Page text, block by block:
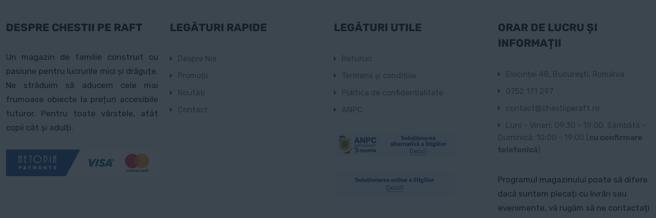
DESPRE CHESTII PE RAFT
Un magazin de familie construit cu
pasiune pentru lucrurile mici și drăguțe.
Ne străduim să aducem cele mai
frumoase obiecte la prețuri accesibile
tuturor. Pentru toate vârstele, atât
copii cât și adulți.
LEGĂTURI RAPIDE
Despre Noi
Promoții
Noutăți
Contact
LEGĂTURI UTILE
Retururi
Termenii și condițiile
Politica de confidențialitate
ANPC
ORAR DE LUCRU ȘI
INFORMAȚII
Elocinței 48, București, România.
0752 171 297
contact@chestiiperaft.ro
Luni - Vineri: 09:30 - 19:00, Sâmbătă -
Duminică: 10:00 - 19:00 ( cu confirmare
telefonică)
Programul magazinului poate să difere
dacă suntem plecați cu livrări sau
evenimente, vă rugăm să ne contactați